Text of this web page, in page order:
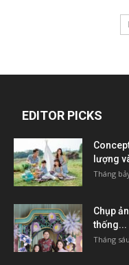
EDITOR PICKS
lượng
Tháng
Chụp
thống...
Tháng